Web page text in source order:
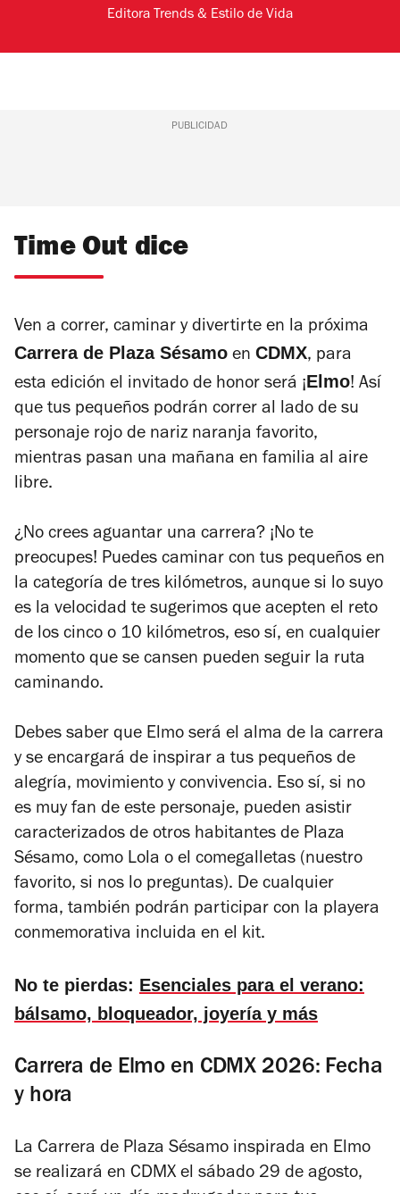
Editora Trends & Estilo de Vida
PUBLICIDAD
Time Out dice
Ven a correr, caminar y divertirte en la próxima
Carrera de Plaza Sésamo en CDMX, para
esta edición el invitado de honor será ¡Elmo! Así
que tus pequeños podrán correr al lado de su
personaje rojo de nariz naranja favorito,
mientras pasan una mañana en familia al aire
libre.
¿No crees aguantar una carrera? ¡No te
preocupes! Puedes caminar con tus pequeños en
la categoría de tres kilómetros, aunque si lo suyo
es la velocidad te sugerimos que acepten el reto
de los cinco o 10 kilómetros, eso sí, en cualquier
momento que se cansen pueden seguir la ruta
caminando.
Debes saber que Elmo será el alma de la carrera
y se encargará de inspirar a tus pequeños de
alegría, movimiento y convivencia. Eso sí, si no
es muy fan de este personaje, pueden asistir
caracterizados de otros habitantes de Plaza
Sésamo, como Lola o el comegalletas (nuestro
favorito, si nos lo preguntas). De cualquier
forma, también podrán participar con la playera
conmemorativa incluida en el kit.
No te pierdas: Esenciales para el verano:
bálsamo, bloqueador, joyería y más
Carrera de Elmo en CDMX 2026: Fecha
y hora
La Carrera de Plaza Sésamo inspirada en Elmo
se realizará en CDMX el sábado 29 de agosto,